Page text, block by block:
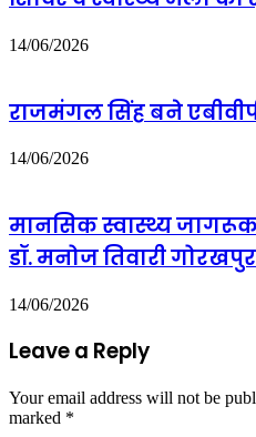
14/06/2026
राजमंगल सिंह बने
14/06/2026
मानसिक स्वास्थ्य
डॉ. मनोज तिवारी
14/06/2026
Leave a Reply
Your email address will not be
marked *